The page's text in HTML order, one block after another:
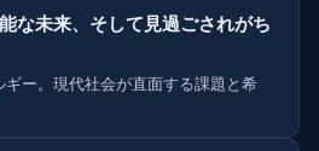
な未来、そして見過ごされがち
ー。現代社会が直面する課題と希